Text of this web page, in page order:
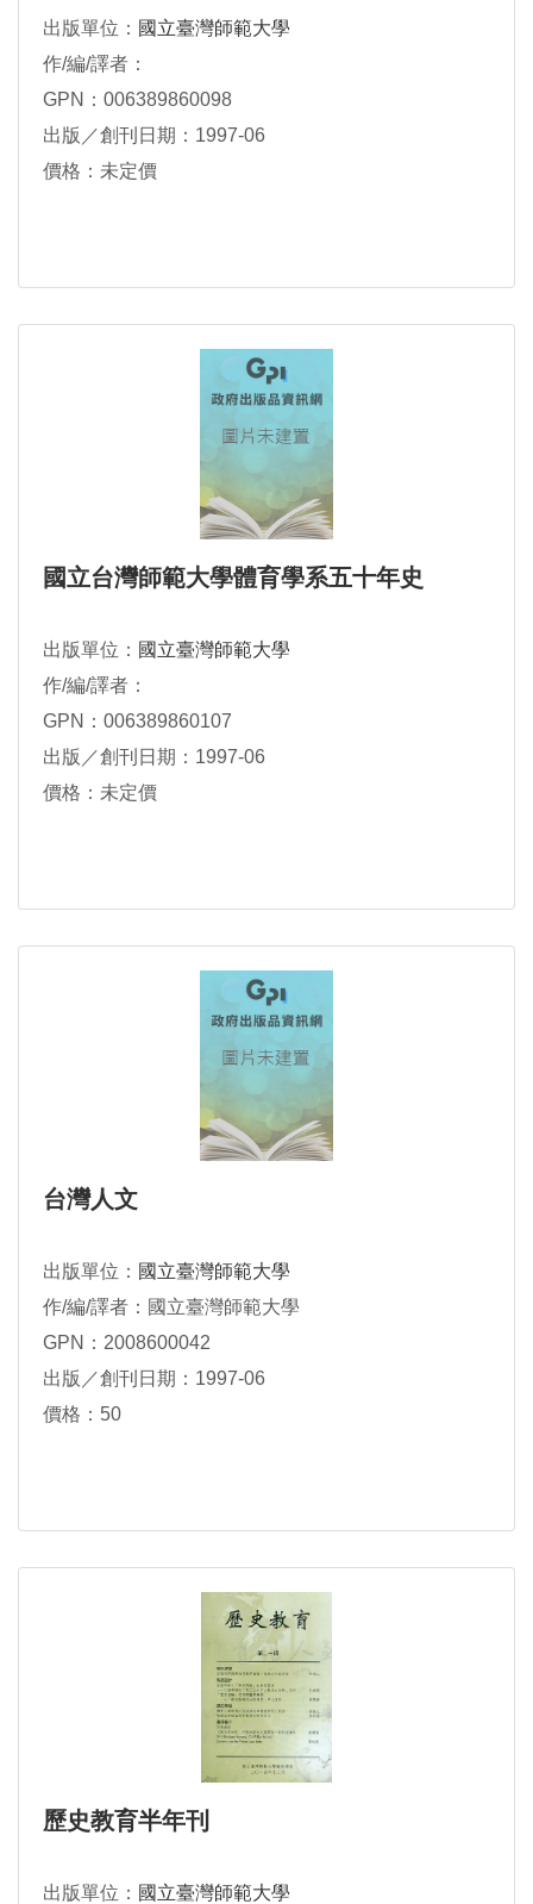
出版單位： 國立臺灣師範大學
作/編/譯者：
GPN：006389860098
出版／創刊日期：1997-06
價格：未定價
國立台灣師範大學體育學系五十年史
出版單位： 國立臺灣師範大學
作/編/譯者：
GPN：006389860107
出版／創刊日期：1997-06
價格：未定價
台灣人文
出版單位： 國立臺灣師範大學
作/編/譯者：國立臺灣師範大學
GPN：2008600042
出版／創刊日期：1997-06
價格：50
歷史教育半年刊
出版單位： 國立臺灣師範大學